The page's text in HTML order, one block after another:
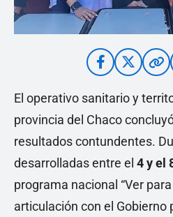
El operativo sanitario y
provincia del Chaco
resultados contundentes.
desarrolladas entre el 4 y el
programa nacional “Ver
articulación con el Gobierno